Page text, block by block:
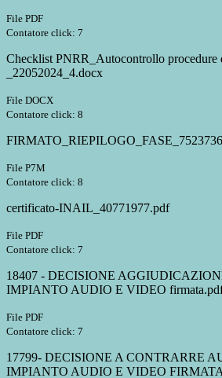
File PDF
Contatore click: 7
Checklist PNRR_Autocontrollo procedure
_22052024_4.docx
File DOCX
Contatore click: 8
File P7M
Contatore click: 8
certificato-INAIL_40771977.pdf
File PDF
Contatore click: 7
18407 - DECISIONE
IMPIANTO AUDIO E VIDEO
File PDF
Contatore click: 7
17799- DECISIONE A CONTRARRE
IMPIANTO AUDIO E VIDEO